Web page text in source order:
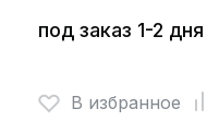
под заказ 1-2 дня
В избранное